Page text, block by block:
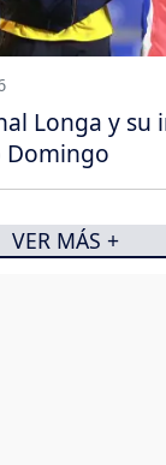
Longa y su
Domingo
VER MÁS +